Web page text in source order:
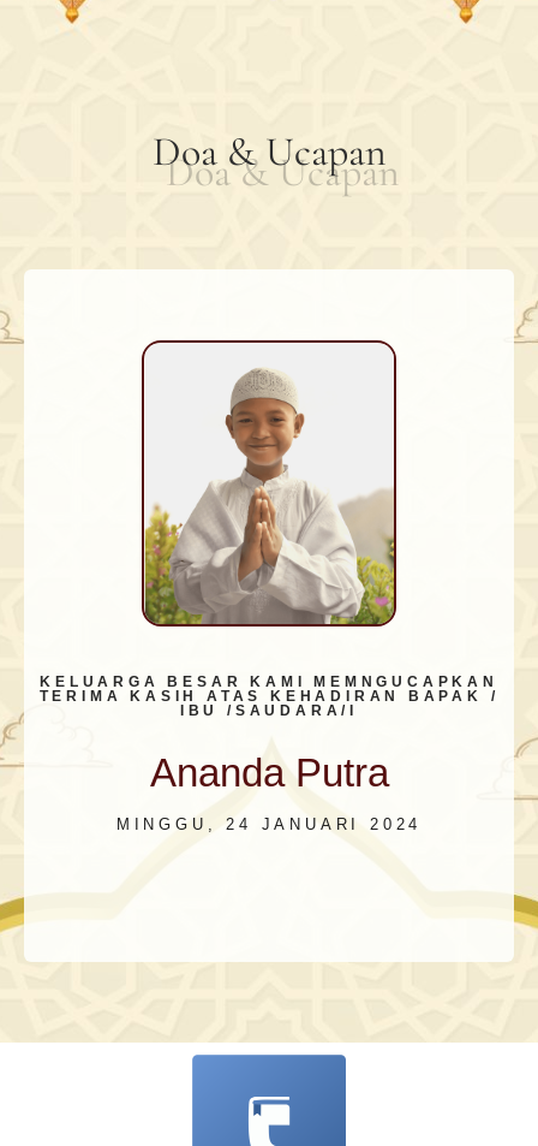
Doa & Ucapan
KELUARGA BESAR KAMI MEMNGUCAPKAN
TERIMA KASIH ATAS KEHADIRAN BAPAK /
IBU /SAUDARA/I
Ananda Putra
MINGGU, 24 JANUARI 2024